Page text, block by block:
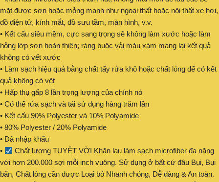
mặt được sơn hoặc mỏng manh như ngoại thất hoặc nội thất xe hơi,
đồ điện tử, kính mắt, đồ sưu tầm, màn hình, v.v.
• Kết cấu siêu mềm, cực sang trọng sẽ không làm xước hoặc làm
hỏng lớp sơn hoàn thiện; ràng buộc vải màu xám mang lại kết quả
không có vết xước
• Làm sạch hiệu quả bằng chất tẩy rửa khô hoặc chất lỏng để có kết
quả không có vệt
• Hấp thụ gấp 8 lần trọng lượng của chính nó
• Có thể rửa sạch và tái sử dụng hàng trăm lần
• Kết cấu 90% Polyester và 10% Polyamide
• 80% Polyester / 20% Polyamide
• Đã nhập khẩu
•
Chất lượng TUYỆT VỜI Khăn lau làm sạch microfiber đa năng
với hơn 200.000 sợi mỗi inch vuông. Sử dụng ở bất cứ đâu Bụi, Bụi
bẩn, Chất lỏng cần được Loại bỏ Nhanh chóng, Dễ dàng & An toàn.